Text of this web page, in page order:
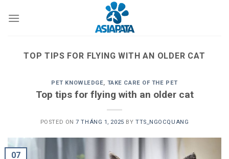
TOP TIPS FOR FLYING WITH AN OLDER CAT
PET KNOWLEDGE, TAKE CARE OF THE PET
Top tips for flying with an older cat
POSTED ON7 THÁNG 1, 2025 BY TTS_NGOCQUANG
07